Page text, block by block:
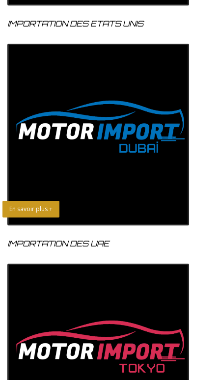
IMPORTATION DES ETATS UNIS
En savoir plus +
IMPORTATION DES UAE